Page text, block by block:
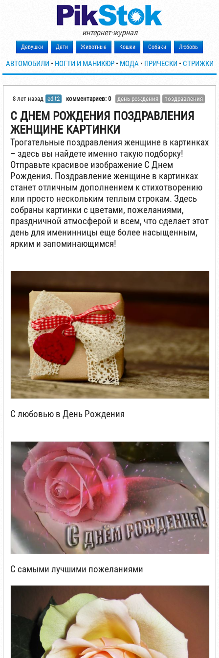
интернет-журнал
Девушки Дети Животные Кошки Собаки Любовь
АВТОМОБИЛИ • НОГТИ И МАНИКЮР• МОДА • ПРИЧЕСКИ • СТРИЖКИ
8 лет назад edit2 комментариев: 0 день рождения поздравления
С ДНЕМ РОЖДЕНИЯ ПОЗДРАВЛЕНИЯ
ЖЕНЩИНЕ КАРТИНКИ
Трогательные поздравления женщине в картинках
– здесь вы найдете именно такую подборку!
Отправьте красивое изображение С Днем
Рождения. Поздравление женщине в картинках
станет отличным дополнением к стихотворению
или просто нескольким теплым строкам. Здесь
собраны картинки с цветами, пожеланиями,
праздничной атмосферой и всем, что сделает этот
день для именинницы еще более насыщенным,
ярким и запоминающимся!
С любовью в День Рождения
С самыми лучшими пожеланиями